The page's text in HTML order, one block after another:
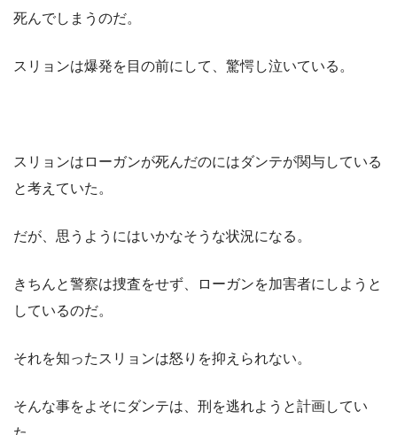
死んでしまうのだ。
スリョンは爆発を目の前にして、驚愕し泣いている。
スリョンはローガンが死んだのにはダンテが関与している
と考えていた。
だが、思うようにはいかなそうな状況になる。
きちんと警察は捜査をせず、ローガンを加害者にしようと
しているのだ。
それを知ったスリョンは怒りを抑えられない。
そんな事をよそにダンテは、刑を逃れようと計画してい